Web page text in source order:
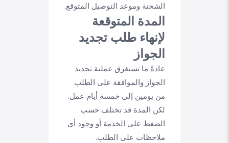
الشحنة وموعد التوصيل المتوقع.
المدة المتوقعة
لإنهاء طلب تجديد
الجواز
عادةً ما تستغرق عملية تجديد
الجواز والموافقة على الطلب
من يومين إلى خمسة أيام عمل.
لكن المدة قد تختلف حسب
الضغط على الخدمة أو وجود أي
ملاحظات على الطلب.